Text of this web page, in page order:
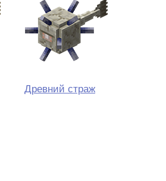
Древний страж